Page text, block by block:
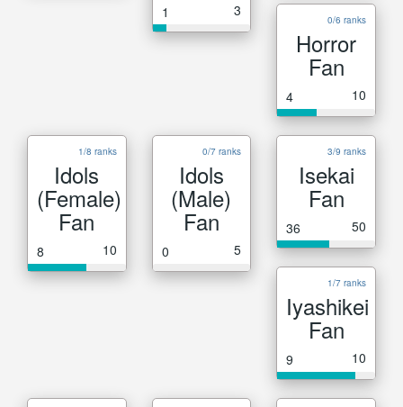
1 3
0/6 ranks
Horror
Fan
4 10
1/8 ranks
Idols
(Female)
Fan
8 10
0/7 ranks
Idols
(Male)
Fan
0 5
3/9 ranks
Isekai
Fan
36 50
1/7 ranks
Iyashikei
Fan
9 10